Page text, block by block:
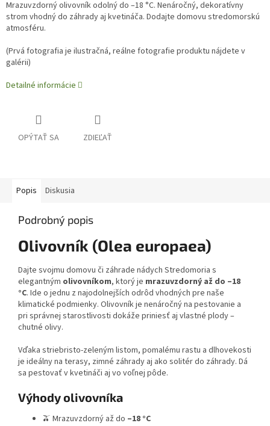
Mrazuvzdorný olivovník odolný do –18 °C. Nenáročný, dekoratívny
strom vhodný do záhrady aj kvetináča. Dodajte domovu stredomorskú
atmosféru.
(Prvá fotografia je ilustračná, reálne fotografie produktu nájdete v
galérii)
Detailné informácie
OPÝTAŤ SA ZDIEĽAŤ
Popis Diskusia
Podrobný popis
Olivovník (Olea europaea)
Dajte svojmu domovu či záhrade nádych Stredomoria s
elegantným olivovníkom, ktorý je mrazuvzdorný až do –18
°C. Ide o jednu z najodolnejších odrôd vhodných pre naše
klimatické podmienky. Olivovník je nenáročný na pestovanie a
pri správnej starostlivosti dokáže priniesť aj vlastné plody –
chutné olivy.
Vďaka striebristo-zeleným listom, pomalému rastu a dlhovekosti
je ideálny na terasy, zimné záhrady aj ako solitér do záhrady. Dá
sa pestovať v kvetináči aj vo voľnej pôde.
Výhody olivovníka
🫒 Mrazuvzdorný až do –18 °C